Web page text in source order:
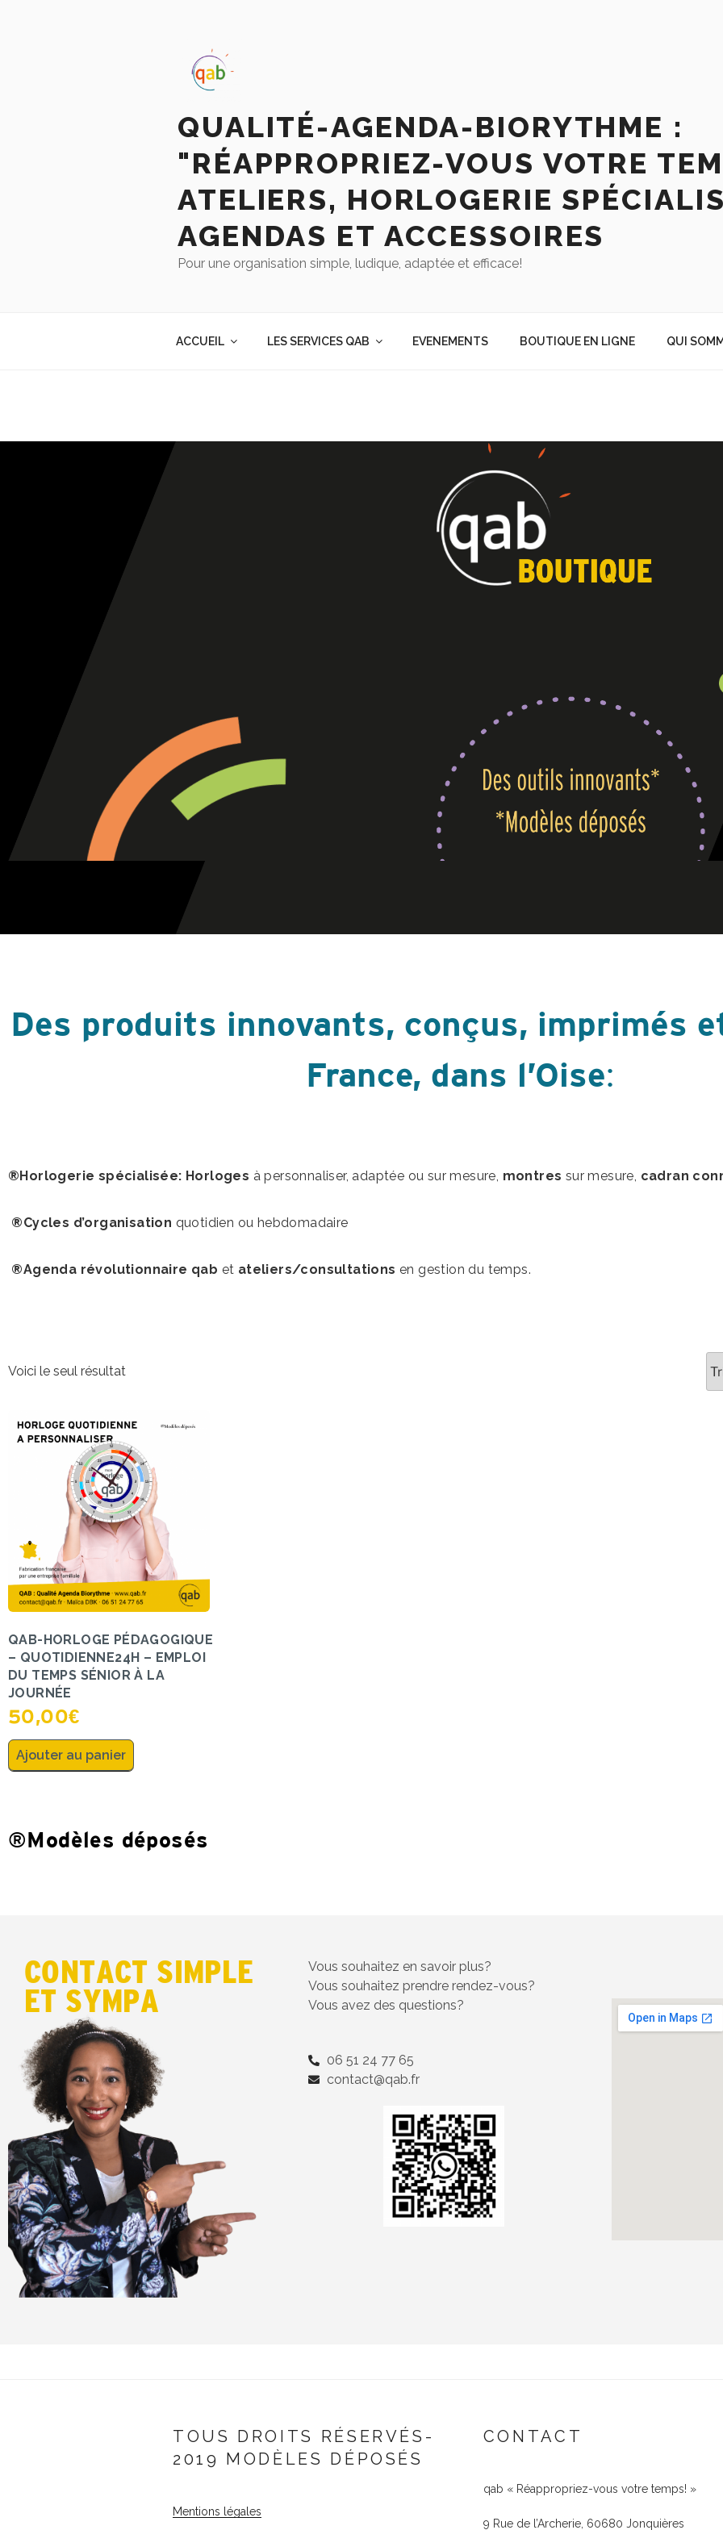
QUALITÉ-AGENDA-BIORYTHME :
"RÉAPPROPRIEZ-VOUS VOTRE
ATELIERS, HORLOGERIE
AGENDAS ET ACCESSOIRES
Pour une organisation simple, ludique, adaptée et efficace!
ACCUEIL LES SERVICES QAB EVENEMENTS BOUTIQUE EN LIGNE QUI
Des produits innovants, conçus, imprimés
France, dans l’Oise:
®Horlogerie spécialisée: Horloges à personnaliser, adaptée ou sur mesure, montres sur mesure, cadran
®Cycles d’organisation quotidien ou hebdomadaire
®Agenda révolutionnaire qab et ateliers/consultations en gestion du temps.
Voici le seul résultat
QAB-HORLOGE PÉDAGOGIQUE
– QUOTIDIENNE24H – EMPLOI
DU TEMPS SÉNIOR À LA
JOURNÉE
50,00€
Ajouter au panier
®Modèles déposés
CONTACT SIMPLE
ET SYMPA
Vous souhaitez en savoir plus?
Vous souhaitez prendre rendez-vous?
Vous avez des questions?
06 51 24 77 65
contact@qab.fr
TOUS DROITS RÉSERVÉS-
2019 MODÈLES DÉPOSÉS
Mentions légales
CONTACT
qab « Réappropriez-vous votre temps! »
9 Rue de l’Archerie, 60680 Jonquières